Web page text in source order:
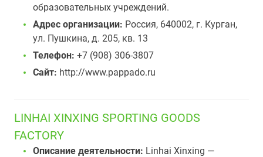
образовательных учреждений.
Адрес организации: Россия, 640002, г. Курган,
ул. Пушкина, д. 205, кв. 13
Телефон: +7 (908) 306-3807
Сайт: http://www.pappado.ru
LINHAI XINXING SPORTING GOODS
FACTORY
Описание деятельности: Linhai Xinxing —